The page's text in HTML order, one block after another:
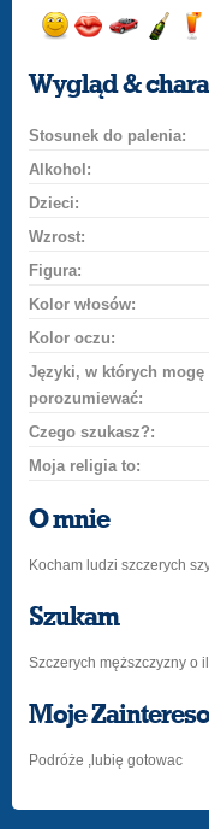
uśmiech
buziaka
Wygląd &
Stosunek do palenia:
Alkohol:
Dzieci:
Wzrost:
Figura:
Kolor włosów:
Kolor oczu:
Języki, w których mogę
porozumiewać:
Czego szukasz?:
Moja religia to:
O mnie
Kocham ludzi szczerych
Szukam
Szczerych męższczyzny o
Moje
Podróże ,lubię gotowac